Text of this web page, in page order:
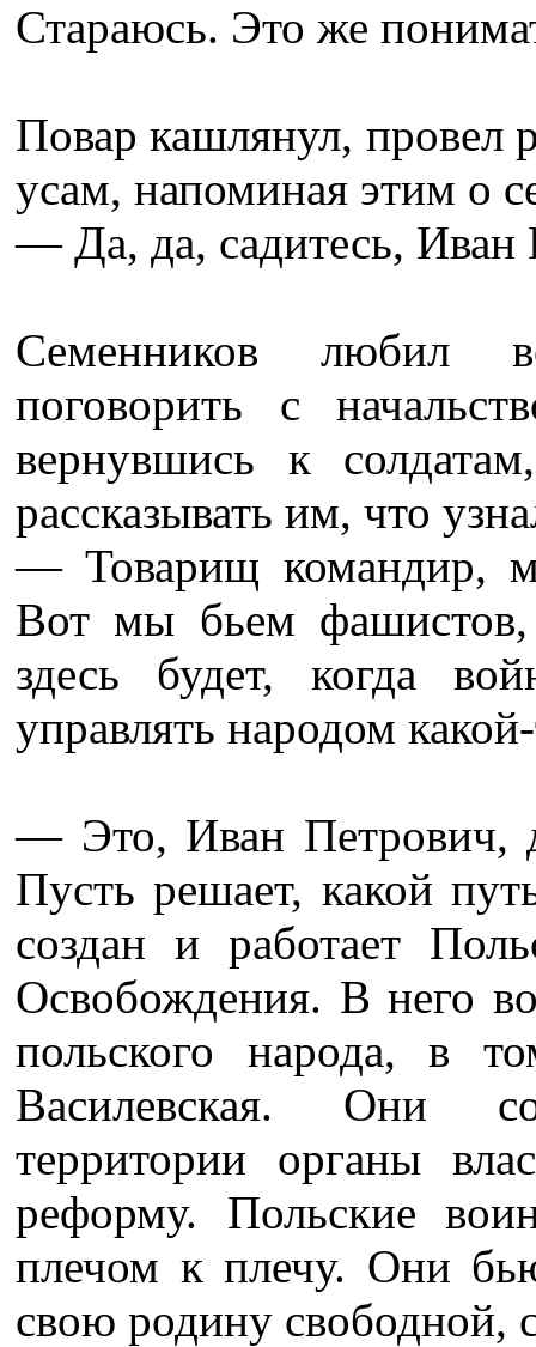
Стараюсь. Это же
Повар кашлянул,
усам, напоминая этим о
— Да, да, садитесь, Иван
Семенников любил
поговорить с
вернувшись к
рассказывать им, что
— Товарищ командир,
Вот мы бьем
здесь будет, когда
управлять народом
— Это, Иван Петрович,
Пусть решает, какой
создан и работает
Освобождения. В него
польского народа, в
Василевская. Они
территории органы
реформу. Польские
плечом к плечу. Они
свою родину свободной,